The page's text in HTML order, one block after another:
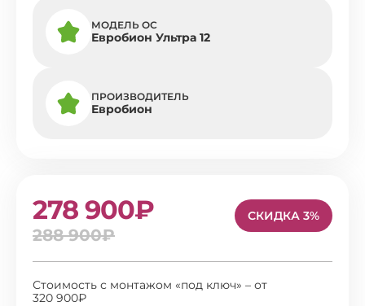
МОДЕЛЬ ОС
Евробион Ультра 12
ПРОИЗВОДИТЕЛЬ
Евробион
278 900₽
288 900₽
СКИДКА 3%
Стоимость с монтажом «под ключ» – от
320 900₽